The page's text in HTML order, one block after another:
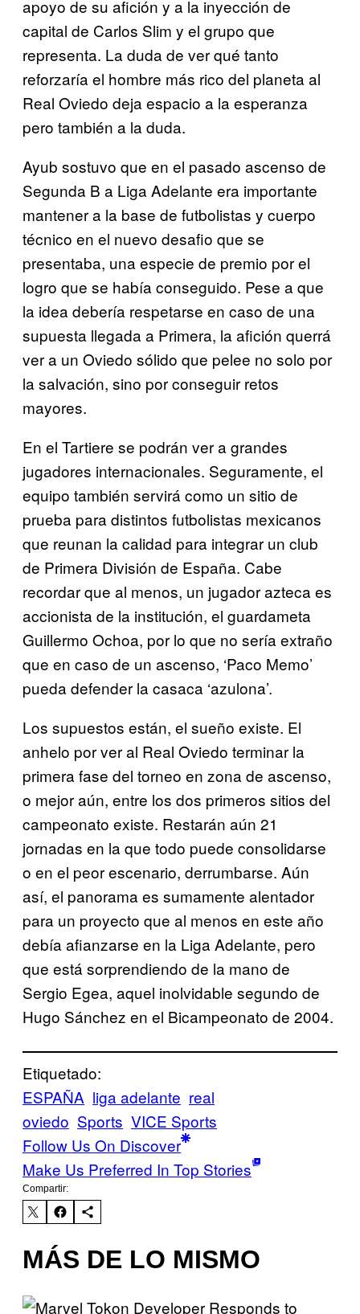
apoyo de su afición y a la inyección de
capital de Carlos Slim y el grupo que
representa. La duda de ver qué tanto
reforzaría el hombre más rico del planeta al
Real Oviedo deja espacio a la esperanza
pero también a la duda.
Ayub sostuvo que en el pasado ascenso de
Segunda B a Liga Adelante era importante
mantener a la base de futbolistas y cuerpo
técnico en el nuevo desafio que se
presentaba, una especie de premio por el
logro que se había conseguido. Pese a que
la idea debería respetarse en caso de una
supuesta llegada a Primera, la afición querrá
ver a un Oviedo sólido que pelee no solo por
la salvación, sino por conseguir retos
mayores.
En el Tartiere se podrán ver a grandes
jugadores internacionales. Seguramente, el
equipo también servirá como un sitio de
prueba para distintos futbolistas mexicanos
que reunan la calidad para integrar un club
de Primera División de España. Cabe
recordar que al menos, un jugador azteca es
accionista de la institución, el guardameta
Guillermo Ochoa, por lo que no sería extraño
que en caso de un ascenso, ‘Paco Memo’
pueda defender la casaca ‘azulona’.
Los supuestos están, el sueño existe. El
anhelo por ver al Real Oviedo terminar la
primera fase del torneo en zona de ascenso,
o mejor aún, entre los dos primeros sitios del
campeonato existe. Restarán aún 21
jornadas en la que todo puede consolidarse
o en el peor escenario, derrumbarse. Aún
así, el panorama es sumamente alentador
para un proyecto que al menos en este año
debía afianzarse en la Liga Adelante, pero
que está sorprendiendo de la mano de
Sergio Egea, aquel inolvidable segundo de
Hugo Sánchez en el Bicampeonato de 2004.
Etiquetado:
ESPAÑA liga adelante real
oviedo Sports VICE Sports
Follow Us On Discover
Make Us Preferred In Top Stories
Compartir:
MÁS DE LO MISMO